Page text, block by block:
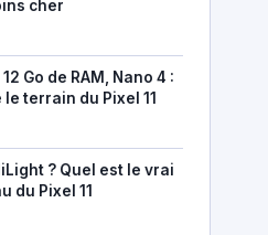
cher
Go de RAM, Nano 4 :
terrain du Pixel 11
? Quel est le vrai
du Pixel 11